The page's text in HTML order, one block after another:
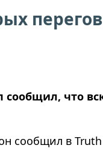
что
сообщил в Truth